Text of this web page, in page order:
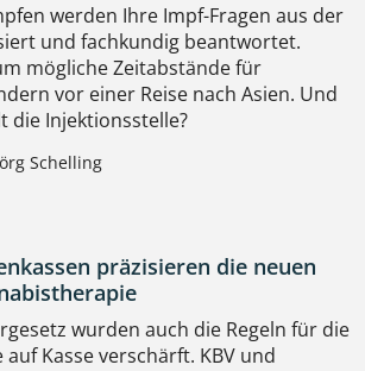
werden Ihre Impf-Fragen aus der
und fachkundig beantwortet.
mögliche Zeitabstände für
vor einer Reise nach Asien. Und
die Injektionsstelle?
Schelling
präzisieren die neuen
wurden auch die Regeln für die
Kasse verschärft. KBV und